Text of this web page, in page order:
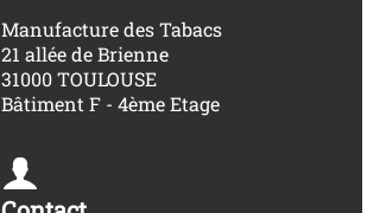
Manufacture des Tabacs
21 allée de Brienne
31000 TOULOUSE
Bâtiment F - 4ème Etage